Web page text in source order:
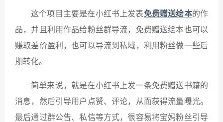
这个项目主要是在小红书上发表免费赠送绘本的作
品，并且利用作品给粉丝群导流，免费赠送绘本也可以
赚取差价盈利，也可以导流到私域，利用粉丝做一些后
期转化。
简单来说，就是在小红书上发一条免费赠送书籍的
消息，然后引导用户点赞、评论，从而获得流量曝光。
最后通过群公告、私信等方式，很容易将宝妈粉丝引导